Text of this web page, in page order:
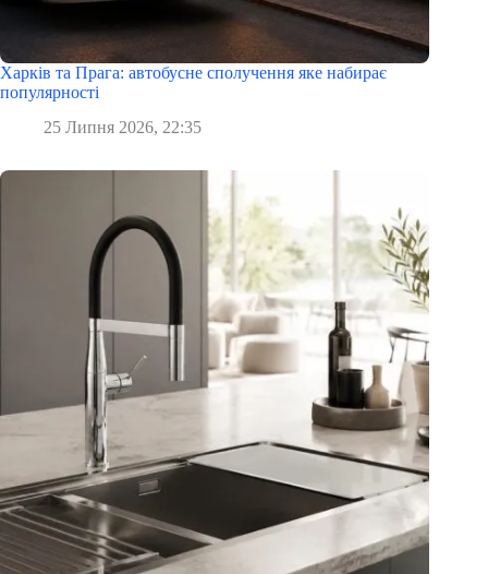
Харків та Прага: автобусне сполучення яке набирає
популярності
25 Липня 2026, 22:35